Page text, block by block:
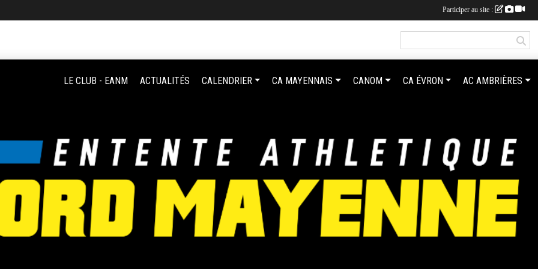
LE CLUB - EANM ACTUALITÉS CALENDRIER CA MAYENNAIS CANOM CA ÉVRON AC AMBRIÈRES
Participer au site :